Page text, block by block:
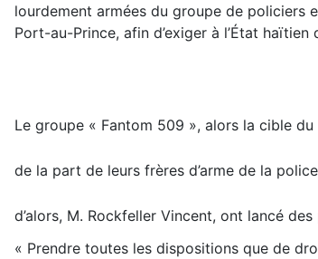
lourdement armées du groupe de policiers
Port-au-Prince, afin d’exiger à l’État
Le groupe « Fantom 509 », alors la cible
de la part de leurs frères d’arme de la
d’alors, M. Rockfeller Vincent, ont lancé
« Prendre toutes les dispositions que de